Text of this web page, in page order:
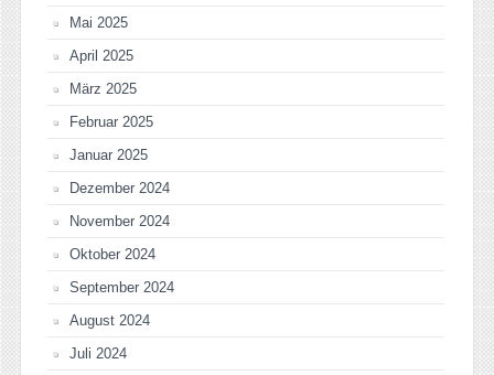
Mai 2025
April 2025
März 2025
Februar 2025
Januar 2025
Dezember 2024
November 2024
Oktober 2024
September 2024
August 2024
Juli 2024